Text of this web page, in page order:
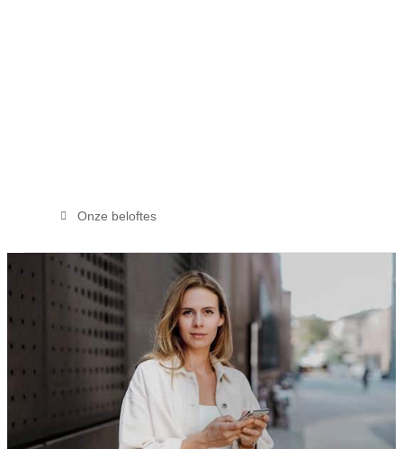
Onze beloftes